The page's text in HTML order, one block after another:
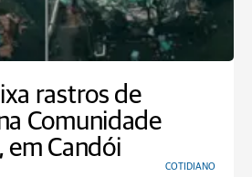
rastros de
Comunidade
em Candói
COTIDIANO